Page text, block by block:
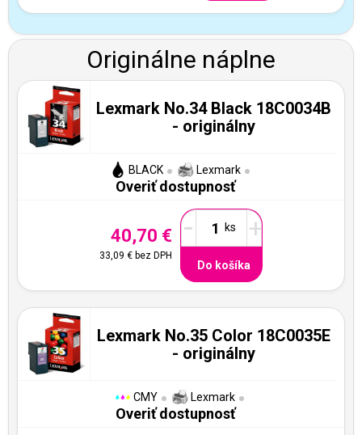
Originálne náplne
Lexmark No.34 Black 18C0034B
- originálny
BLACK Lexmark
Overiť dostupnosť
40,70 €
33,09 € bez DPH
- +
Do košíka
Lexmark No.35 Color 18C0035E
- originálny
CMY Lexmark
Overiť dostupnosť